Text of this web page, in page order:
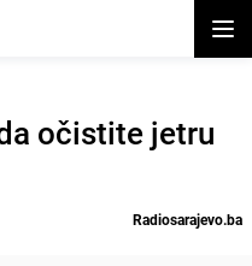
očistite jetru
Radiosarajevo.ba